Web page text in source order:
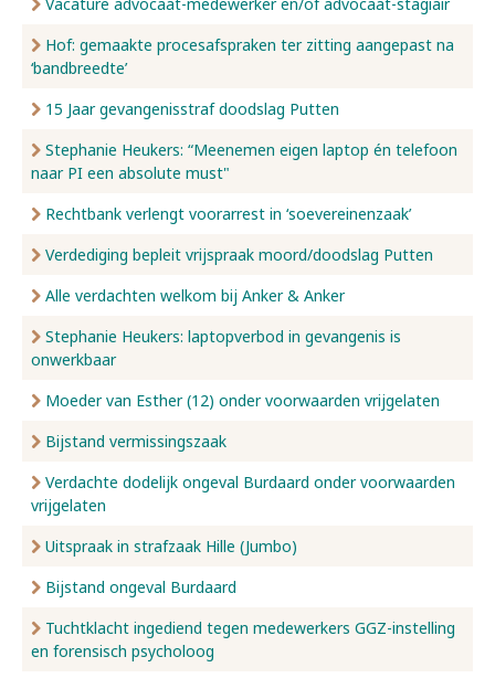
Hof: gemaakte procesafspraken ter zitting aangepast na
‘bandbreedte’
15 Jaar gevangenisstraf doodslag Putten
Stephanie Heukers: “Meenemen eigen laptop én telefoon
naar PI een absolute must"
Rechtbank verlengt voorarrest in ‘soevereinenzaak’
Verdediging bepleit vrijspraak moord/doodslag Putten
Alle verdachten welkom bij Anker & Anker
Stephanie Heukers: laptopverbod in gevangenis is
onwerkbaar
Moeder van Esther (12) onder voorwaarden vrijgelaten
Bijstand vermissingszaak
Verdachte dodelijk ongeval Burdaard onder voorwaarden
vrijgelaten
Uitspraak in strafzaak Hille (Jumbo)
Bijstand ongeval Burdaard
Tuchtklacht ingediend tegen medewerkers GGZ-instelling
en forensisch psycholoog